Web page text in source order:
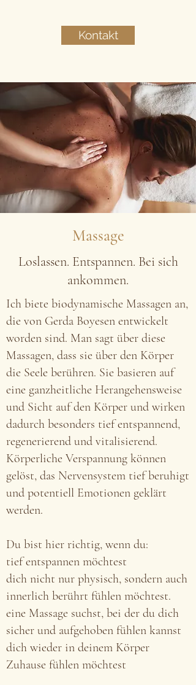
Kontakt
Massage
Loslassen. Entspannen. Bei sich
ankommen.
Ich biete biodynamische Massagen an,
die von Gerda Boyesen entwickelt
worden sind. Man sagt über diese
Massagen, dass sie über den Körper
die Seele berühren. Sie basieren auf
eine ganzheitliche Herangehensweise
und Sicht auf den Körper und wirken
dadurch besonders tief entspannend,
regenerierend und vitalisierend.
Körperliche Verspannung können
gelöst, das Nervensystem tief beruhigt
und potentiell Emotionen geklärt
werden.
Du bist hier richtig, wenn du:
tief entspannen möchtest
dich nicht nur physisch, sondern auch
innerlich berührt fühlen möchtest.
eine Massage suchst, bei der du dich
sicher und aufgehoben fühlen kannst
dich wieder in deinem Körper
Zuhause fühlen möchtest